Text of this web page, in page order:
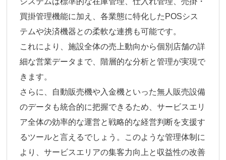
買掛管理機能に加え、各業態に特化したPOSシス
テムや決済機器との柔軟な連携も可能です。
これにより、施設全体の売上動向から個別店舗の詳
細な営業データまで、階層的な分析と管理が実現で
きます。
さらに、自動販売機や入金機といった無人販売設備
のデータも統合的に把握できるため、サービスエリ
ア全体の効率的な運営と戦略的な経営判断を支援す
るツールと言えるでしょう。このような管理体制に
より、サービスエリアの集客力向上と収益性の改善